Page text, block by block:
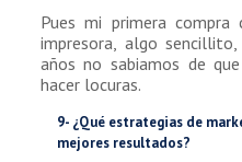
Pues mi primera
impresora, algo
años no sabiamos de
hacer locuras.
9- ¿Qué estrategias de
mejores resultados?